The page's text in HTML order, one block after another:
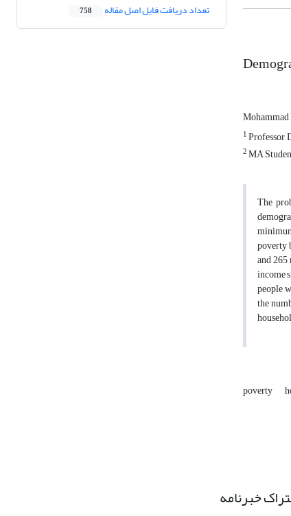
1Professor,
2MA
The
poverty
and
income
people
the
poverty
تعداد دریافت فایل اصل مقاله 758
خبرنامه